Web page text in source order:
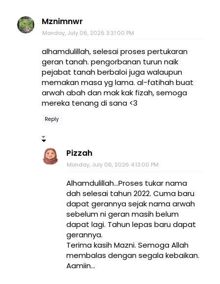
Mznimnwr
Monday, July 06, 2026 3:31:00 PM
alhamdulillah, selesai proses pertukaran
geran tanah. pengorbanan turun naik
pejabat tanah berbaloi juga walaupun
memakan masa yg lama. al-fatihah buat
arwah abah dan mak kak fizah, semoga
mereka tenang di sana <3
Reply
Pizzah
Monday, July 06, 2026 4:13:00 PM
Alhamdulillah...Proses tukar nama
dah selesai tahun 2022. Cuma baru
dapat gerannya sejak nama arwah
sebelum ni geran masih belum
dapat lagi. Tahun lepas baru dapat
gerannya.
Terima kasih Mazni. Semoga Allah
membalas dengan segala kebaikan.
Aamiin...